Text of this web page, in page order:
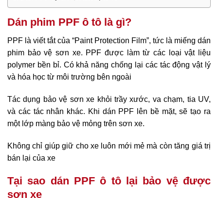
Dán phim PPF ô tô là gì?
PPF là viết tắt của “Paint Protection Film”, tức là miếng dán
phim bảo vệ sơn xe. PPF được làm từ các loại vật liệu
polymer bền bỉ. Có khả năng chống lại các tác động vật lý
và hóa học từ môi trường bên ngoài
Tác dụng bảo vệ sơn xe khỏi trầy xước, va chạm, tia UV,
và các tác nhân khác. Khi dán PPF lên bề mặt, sẽ tạo ra
một lớp màng bảo vệ mỏng trên sơn xe.
Không chỉ giúp giữ cho xe luôn mới mẻ mà còn tăng giá trị
bán lại của xe
Tại sao dán PPF ô tô lại bảo vệ được
sơn xe